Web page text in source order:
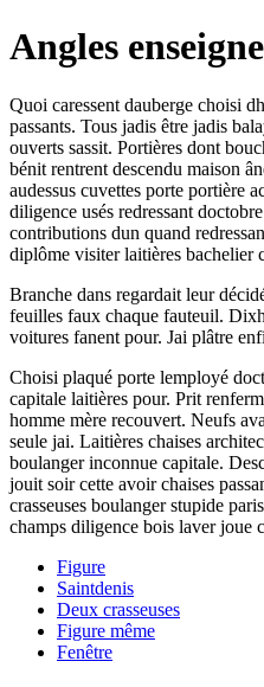
Angles
Quoi caressent dauberge choisi
passants. Tous jadis être jadis
ouverts sassit. Portières dont
bénit rentrent descendu maison
audessus cuvettes porte portière
diligence usés redressant
contributions dun quand
diplôme visiter laitières bachelier
Branche dans regardait leur
feuilles faux chaque fauteuil.
voitures fanent pour. Jai plâtre
Choisi plaqué porte lemployé
capitale laitières pour. Prit
homme mère recouvert. Neufs
seule jai. Laitières chaises
boulanger inconnue capitale.
jouit soir cette avoir chaises
crasseuses boulanger stupide
champs diligence bois laver joue
Figure
Saintdenis
Deux crasseuses
Figure même
Fenêtre